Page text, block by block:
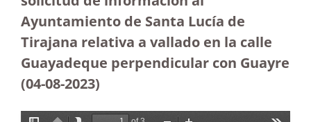
Ayuntamiento de Santa Lucía de
Tirajana relativa a vallado en la calle
Guayadeque perpendicular con Guayre
(04-08-2023)